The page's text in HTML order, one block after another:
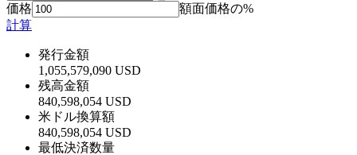
価格
額面価格の%
計算
発行金額
1,055,579,090 USD
残高金額
840,598,054 USD
米ドル換算額
840,598,054 USD
最低決済数量